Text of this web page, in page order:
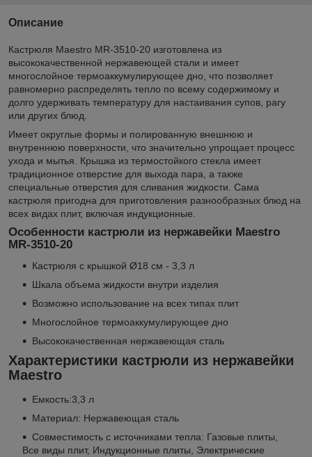
Описание
Кастрюля Maestro MR-3510-20 изготовлена из
высококачественной нержавеющей стали и имеет
многослойное термоаккумулирующее дно, что позволяет
равномерно распределять тепло по всему содержимому и
долго удерживать температуру для настаивания супов, рагу
или других блюд.
Имеет округлые формы и полированную внешнюю и
внутреннюю поверхности, что значительно упрощает процесс
ухода и мытья. Крышка из термостойкого стекла имеет
традиционное отверстие для выхода пара, а также
специальные отверстия для сливания жидкости. Сама
кастрюля пригодна для приготовления разнообразных блюд на
всех видах плит, включая индукционные.
Особенности кастрюли из нержавейки Maestro
MR-3510-20
Кастрюля с крышкой Ø18 см - 3,3 л
Шкала объема жидкости внутри изделия
Возможно использование на всех типах плит
Многослойное термоаккумулирующее дно
Высококачественная нержавеющая сталь
Характеристики кастрюли из нержавейки
Maestro
Емкость:3,3 л
Материал: Нержавеющая сталь
Совместимость с источниками тепла: Газовые плиты,
Все виды плит, Индукционные плиты, Электрические